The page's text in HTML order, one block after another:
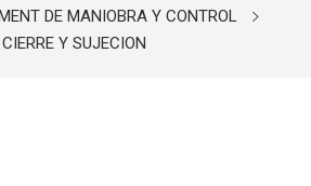
DE MANIOBRA Y CONTROL
Y SUJECION